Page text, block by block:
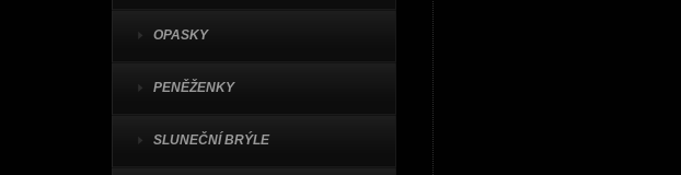
OPASKY
PENĚŽENKY
SLUNEČNÍ BRÝLE